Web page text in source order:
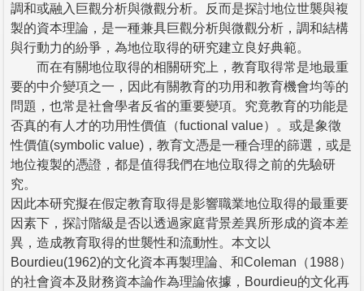
調和或融入巨觀分析與微觀分析。反而是探討地位世襲與複
製的資本理論，是一種兼具巨觀分析與微觀分析，調和結構
與行動力的紛爭，為地位取得的研究建立良好典範。
而在有關地位取得的相關研究上，教育取得常是地最重
要的中介變項之一，因此有關教育的功用和教育機會均等的
問題，也常是社會學者反省的重要變項。究竟教育的功能是
否真的有人才的功用性價值（fuctional value）。或是象徵
性價值(symbolic value)，教育文憑是一種合理的篩選，或是
地位複製的憑證，都是值得我們在地位取得之前的先驗研
究。
因此本研究擬在假定教育取得是影響職業地位取得的最重要
因素下，探討階級是否以透過家庭背景差異所形成的資本差
異，造成教育取得的世襲性和流動性。本文以
Bourdieu(1962)的文化資本再製理論、和Coleman（1988）
的社會資本及財務資本論作為理論依據，Bourdieu的文化再